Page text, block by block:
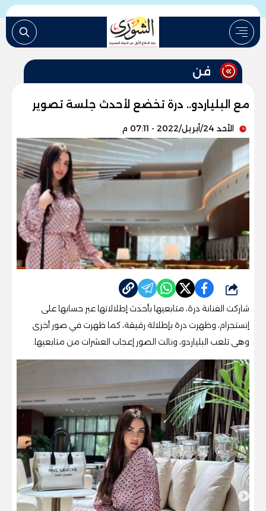
فن
مع البلياردو.. درة تخضع لأحدث جلسة تصوير
الأحد 24/أبريل/2022 - 07:11 م
شارك
شاركت الفنانة درة، متابعيها بأحدث إطلالاتها عبر حسابها على
إنستجرام، وظهرت درة بإطلالة رقيقة، كما ظهرت في صور أخرى
وهى تلعب البلياردو، ونالت الصور إعجاب العشرات من متابعيها.